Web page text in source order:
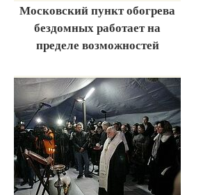
Московский пункт обогрева
бездомных работает на
пределе возможностей